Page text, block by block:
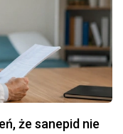
że sanepid nie